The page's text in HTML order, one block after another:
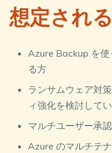
想定され
Azure Backup を使
る方
ランサムウェア対
ィ強化を検討して
マルチユーザー承
Azure のマルチテ